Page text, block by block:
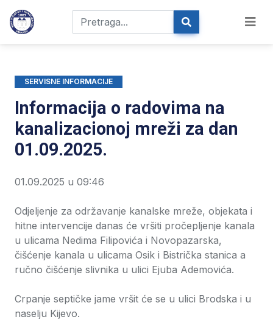
SERVISNE INFORMACIJE
Informacija o radovima na
kanalizacionoj mreži za dan
01.09.2025.
01.09.2025 u 09:46
Odjeljenje za održavanje kanalske mreže, objekata i
hitne intervencije danas će vršiti pročepljenje kanala
u ulicama Nedima Filipovića i Novopazarska,
čišćenje kanala u ulicama Osik i Bistrička stanica a
ručno čišćenje slivnika u ulici Ejuba Ademovića.
Crpanje septičke jame vršit će se u ulici Brodska i u
naselju Kijevo.